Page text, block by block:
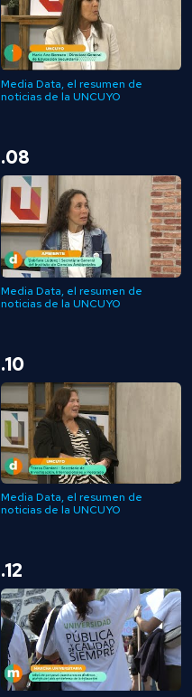
Media Data, el resumen de
noticias de la UNCUYO
.08
Media Data, el resumen de
noticias de la UNCUYO
.10
Media Data, el resumen de
noticias de la UNCUYO
.12